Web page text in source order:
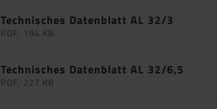
Technisches Datenblatt AL 32/3
PDF, 194 KB
Technisches Datenblatt AL 32/6,5
PDF, 227 KB